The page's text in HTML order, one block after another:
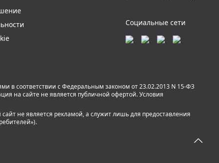
Социальные сети
в соответствии с Федеральным законом от 23.02.2013 N 15-ФЗ
на сайте не является публичной офертой. Условия
не является рекламой, а служит лишь для предоставления